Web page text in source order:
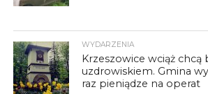
WYDARZENIA
Krzeszowice wciąż chcą
uzdrowiskiem. Gmina
raz pieniądze na operat